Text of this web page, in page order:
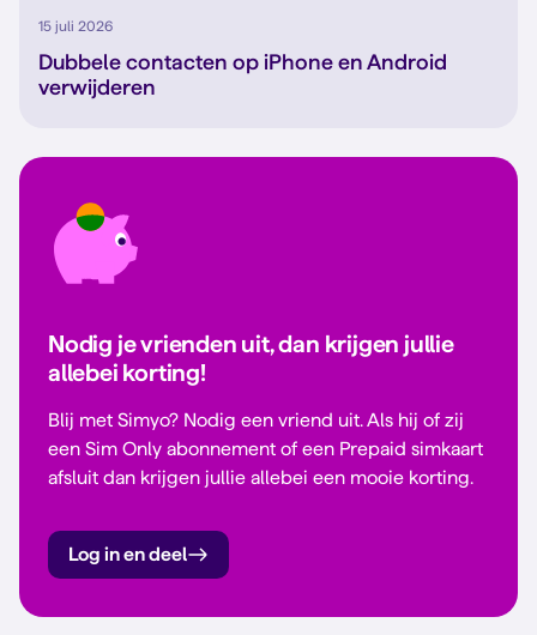
15 juli 2026
Dubbele contacten op iPhone en Android
verwijderen
Nodig je vrienden uit, dan krijgen jullie
allebei korting!
Blij met Simyo? Nodig een vriend uit. Als hij of zij
een Sim Only abonnement of een Prepaid simkaart
afsluit dan krijgen jullie allebei een mooie korting.
Log in en deel